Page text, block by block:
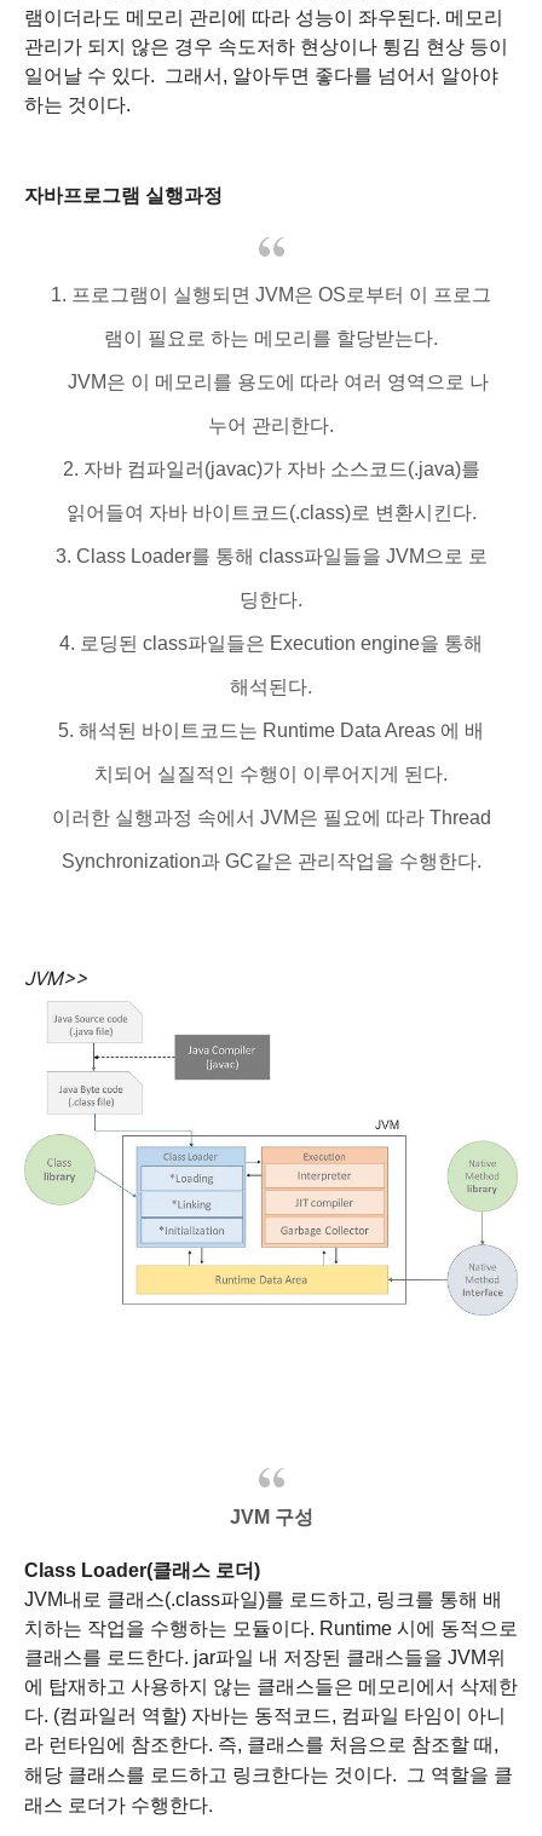
램이더라도 메모리 관리에 따라 성능이 좌우된다. 메모리
관리가 되지 않은 경우 속도저하 현상이나 튕김 현상 등이
일어날 수 있다.
그래서, 알아두면 좋다를 넘어서 알아야
하는 것이다.
자바프로그램 실행과정
1. 프로그램이 실행되면 JVM은 OS로부터 이 프로그
램이 필요로 하는 메모리를 할당받는다.
JVM은 이 메모리를 용도에 따라 여러 영역으로 나
누어 관리한다.
2. 자바 컴파일러(javac)가 자바 소스코드(.java)를
읽어들여 자바 바이트코드(.class)로 변환시킨다.
3. Class Loader를 통해 class파일들을 JVM으로 로
딩한다.
4. 로딩된 class파일들은 Execution engine을 통해
해석된다.
5. 해석된 바이트코드는 Runtime Data Areas 에 배
치되어 실질적인 수행이 이루어지게 된다.
이러한 실행과정 속에서 JVM은 필요에 따라 Thread
Synchronization과 GC같은 관리작업을 수행한다.
JVM>>
JVM 구성
Class Loader(클래스 로더)
JVM내로 클래스(.class파일)를 로드하고, 링크를 통해 배
치하는 작업을 수행하는 모듈이다. Runtime 시에 동적으로
클래스를 로드한다. jar파일 내 저장된 클래스들을 JVM위
에 탑재하고 사용하지 않는 클래스들은 메모리에서 삭제한
다. (컴파일러 역할) 자바는 동적코드, 컴파일 타임이 아니
라 런타임에 참조한다. 즉, 클래스를 처음으로 참조할 때,
해당 클래스를 로드하고 링크한다는 것이다. 그 역할을 클
래스 로더가 수행한다.